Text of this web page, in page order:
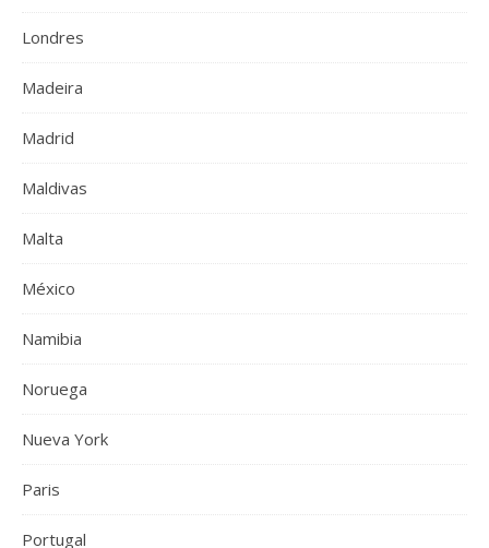
Londres
Madeira
Madrid
Maldivas
Malta
México
Namibia
Noruega
Nueva York
Paris
Portugal